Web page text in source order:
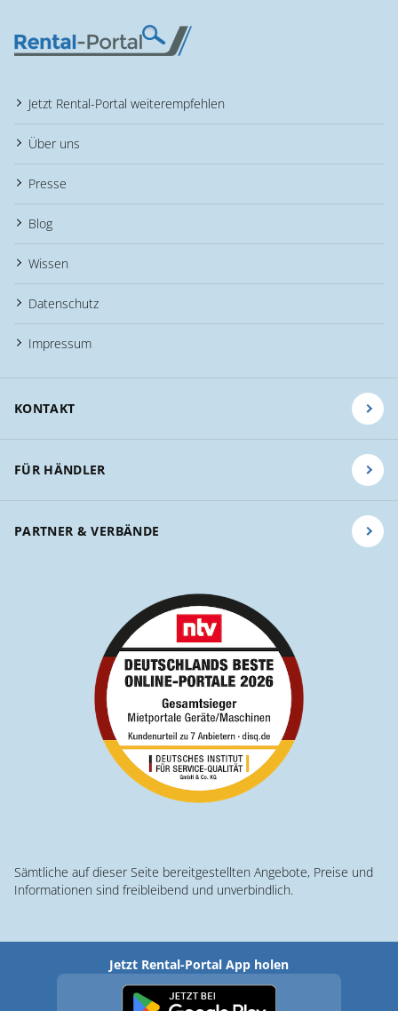
Jetzt Rental-Portal weiterempfehlen
Über uns
Presse
Blog
Wissen
Datenschutz
Impressum
KONTAKT
FÜR HÄNDLER
PARTNER & VERBÄNDE
Sämtliche auf dieser Seite bereitgestellten Angebote, Preise und
Informationen sind freibleibend und unverbindlich.
Jetzt Rental-Portal App holen